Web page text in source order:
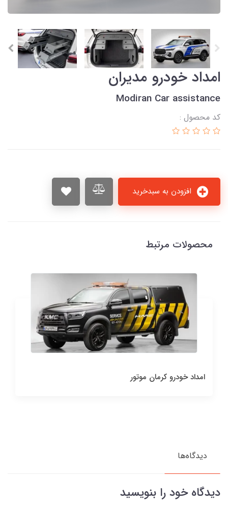
امداد خودرو مدیران
Modiran Car assistance
کد محصول :
محصولات مرتبط
امداد خودرو کرمان موتور
دیدگاه‌ها
دیدگاه خود را بنویسید